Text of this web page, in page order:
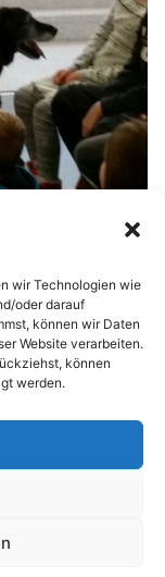
wir Technologien wie
oder darauf
können wir Daten
Website verarbeiten.
können
werden.